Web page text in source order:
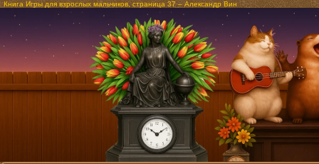
Книга Игры для взрослых мальчиков, страница 37 – Александр Вин